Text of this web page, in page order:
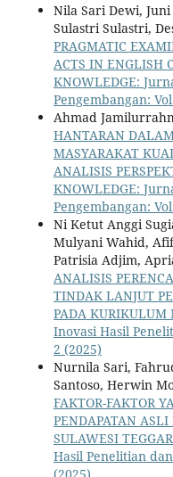
Nila Sari Dewi,
Sulastri Sulastri,
PRAGMATIC
ACTS IN ENGLISH
KNOWLEDGE:
Pengembangan:
Ahmad
HANTARAN
MASYARAKAT
ANALISIS
KNOWLEDGE:
Pengembangan:
Ni Ketut Anggi
Mulyani Wahid,
Patrisia Adjim,
ANALISIS
TINDAK LANJUT
PADA KURIKULUM
Inovasi Hasil
2 (2025)
Nurnila Sari,
Santoso, Herwin
FAKTOR-FAKTOR
PENDAPATAN
SULAWESI
Hasil Penelitian